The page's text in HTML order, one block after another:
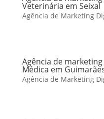
Veterinária em Seixal
Agência de Marketing
Agência de
Médica em
Agência de Marketing